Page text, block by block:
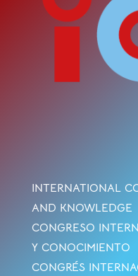
INTERNATIONAL
AND KNOWLEDGE
CONGRESO
Y CONOCIMIENTO
CONGRÉS